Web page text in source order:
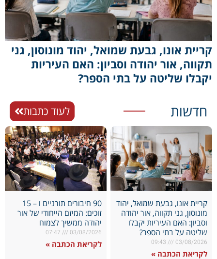
קריית אונו, גבעת שמואל, יהוד מונוסון, גני
תקווה, אור יהודה וסביון: האם העיריות
יקבלו שליטה על בתי הספר?
חדשות לעוד כתבות
קריית אונו, גבעת שמואל, יהוד
מונוסון, גני תקווה, אור יהודה
וסביון: האם העיריות יקבלו
שליטה על בתי הספר?
03/08/2026
לקריאת הכתבה »
90 חיבורים תורניים ו – 15
זוכים: המיזם הייחודי של אור
יהודה ממשיך לצמוח
03/08/2026
לקריאת הכתבה »